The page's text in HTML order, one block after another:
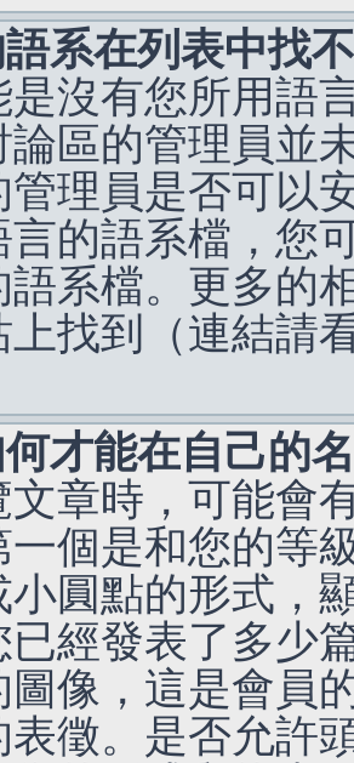
系在列表中找
是沒有您所用語
論區的管理員並
管理員是否可以
言的語系檔，您
語系檔。更多的
上找到（連結請
才能在自己的
文章時，可能會
一個是和您的等
小圓點的形式，
已經發表了多少
圖像，這是會員
表徵。是否允許